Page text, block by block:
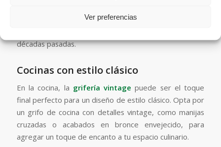
Ver preferencias
grifode estilo vintage para crear un
décadas pasadas.
Cocinas con estilo clásico
En la cocina, la grifería vintage puede ser el toque
final perfecto para un diseño de estilo clásico. Opta por
un grifo de cocina con detalles vintage, como manijas
cruzadas o acabados en bronce envejecido, para
agregar un toque de encanto a tu espacio culinario.